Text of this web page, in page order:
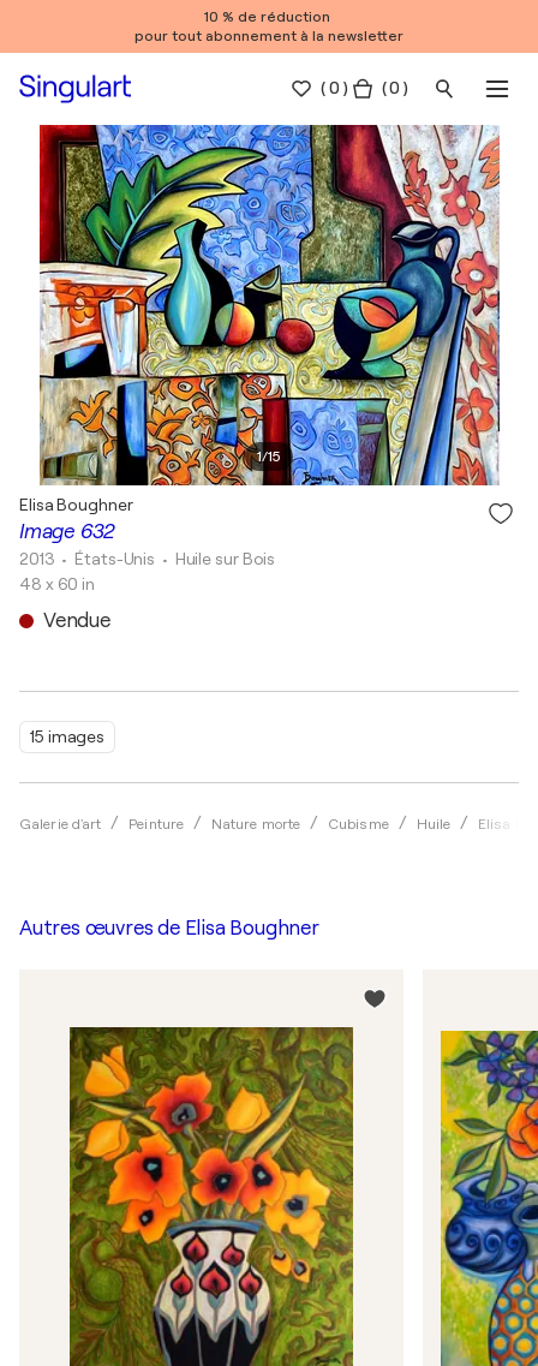
10 % de réduction
pour tout abonnement à la newsletter
(0 ) ( 0 )
1/15
15 images
Galerie d'art Peinture Nature morte Cubisme Huile Elisa
Image 632
Elisa Boughner
2013 • États-Unis • Huile sur Bois
48 x 60 in
Vendue
Autres œuvres de Elisa Boughner